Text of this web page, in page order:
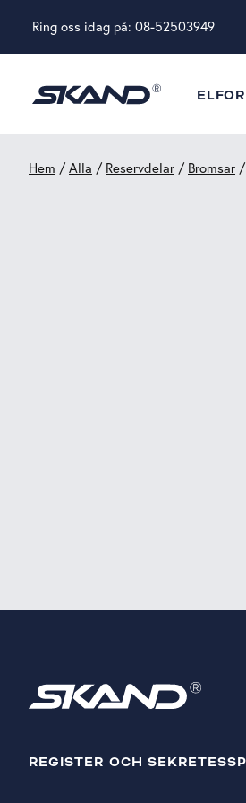
Ring oss idag på: 08-52503949
Hem /Alla / Reservdelar / Bromsar /
REGISTER OCH